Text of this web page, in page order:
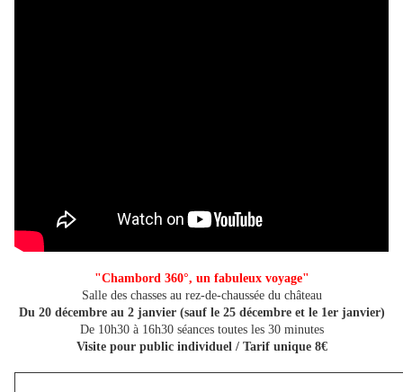
"Chambord 360°, un fabuleux voyage"
Salle des chasses au rez-de-chaussée du château
Du 20 décembre au 2 janvier (sauf le 25 décembre et le 1er janvier)
De 10h30 à 16h30 séances toutes les 30 minutes
Visite pour public individuel / Tarif unique 8€